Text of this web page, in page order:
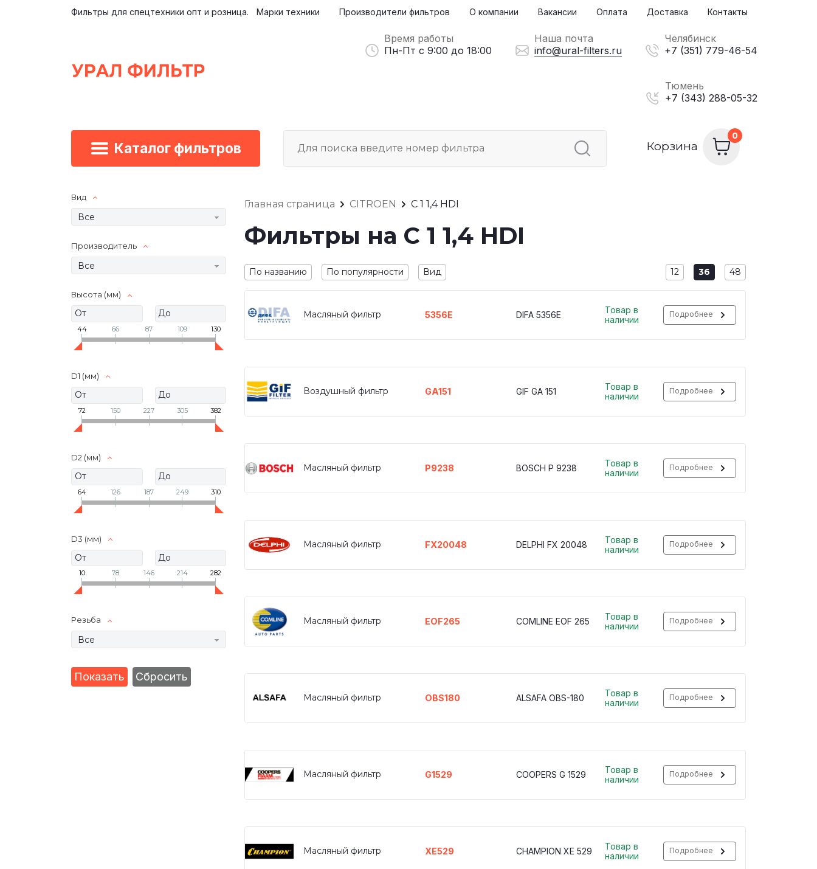
Каталог фильтров Корзина
Фильтры для спецтехники опт и розница. Марки техники Производители фильтров О компании Вакансии Оплата Доставка Контакты
Время работы
Пн-Пт с 9:00 до 18:00
Наша почта
info@ural-filters.ru
Челябинск
+7 (351) 779-46-54
Тюмень
+7 (343) 288-05-32
Вид
Все
Производитель
Все
Высота (мм)
44 66 87 109 130
D1 (мм)
72 150 227 305 382
D2 (мм)
64 126 187 249 310
D3 (мм)
10 78 146 214 282
Резьба
Все
Главная страница CITROEN C 1 1,4 HDI
Фильтры на C 1 1,4 HDI
По названию По популярности Вид 12 36 48
Масляный фильтр 5356E DIFA 5356E
Товар в
наличии
Подробнее
Воздушный фильтр GA151 GIF GA 151
Товар в
наличии
Подробнее
Масляный фильтр P9238 BOSCH P 9238
Товар в
наличии
Подробнее
Масляный фильтр FX20048 DELPHI FX 20048
Товар в
наличии
Подробнее
Масляный фильтр EOF265 COMLINE EOF 265
Товар в
наличии
Подробнее
Масляный фильтр OBS180 ALSAFA OBS-180
Товар в
наличии
Подробнее
Масляный фильтр G1529 COOPERS G 1529
Товар в
наличии
Подробнее
Масляный фильтр XE529 CHAMPION XE 529
Товар в
наличии
Подробнее